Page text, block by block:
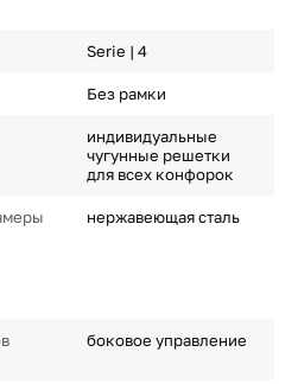
Serie | 4
Без рамки
индивидуальные
чугунные решетки
для всех конфорок
нержавеющая сталь
боковое управление